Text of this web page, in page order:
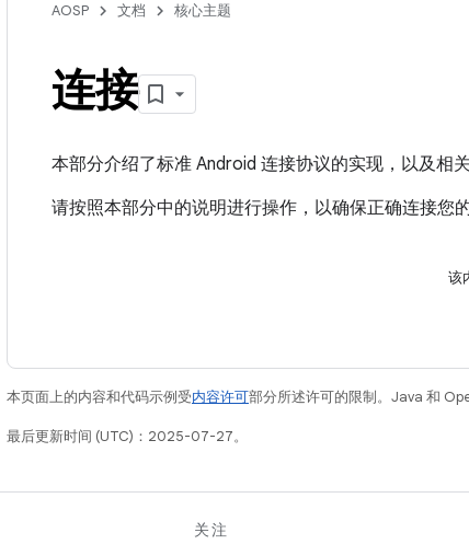
AOSP 文档 核心主题
连接
本部分介绍了标准 Android 连接协议的实现，以及相
请按照本部分中的说明进行操作，以确保正确连接您
该
本页面上的内容和代码示例受内容许可部分所述许可的限制。Java 和
最后更新时间 (UTC)：2025-07-27。
关注